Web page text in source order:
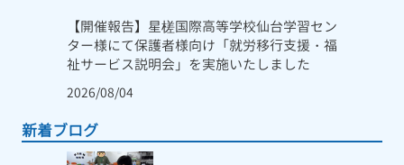
【開催報告】星槎国際高等学校仙台学習セン
ター様にて保護者様向け「就労移行支援・福
祉サービス説明会」を実施いたしました
2026/08/04
新着ブログ